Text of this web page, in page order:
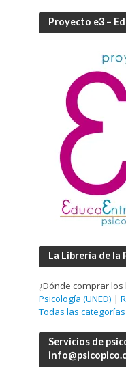
Proyecto e3 –
La Librería de la
¿Dónde comprar
Psicología (UNED) |
Todas las categorías
Servicios de